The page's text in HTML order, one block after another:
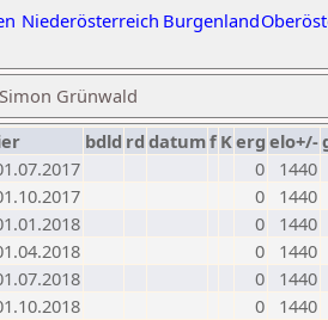
Niederösterreich Burgenland
Grünwald
bdld rd datumf Kerg elo+/-
0
1440
0
1440
0
1440
0
1440
0
1440
0
1440